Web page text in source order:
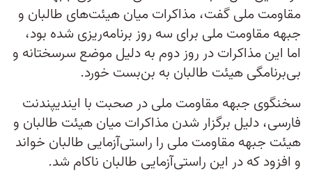
مقاومت ملی گفت، مذاکرات میان هیئت‌های طالبان و
جبهه مقاومت ملی برای سه روز برنامه‌ریزی شده بود،
اما این مذاکرات در روز دوم به دلیل موضع سرسختانه و
بی‌برنامگی هیئت طالبان به بن‌بست خورد.
سخنگوی جبهه مقاومت ملی در صحبت با ایندیپندنت
فارسی، دلیل برگزار شدن مذاکرات میان هیئت طالبان و
هیئت جبهه مقاومت ملی را راستی‌آزمایی طالبان خواند
و افزود که در این راستی‌آزمایی طالبان ناکام شد.